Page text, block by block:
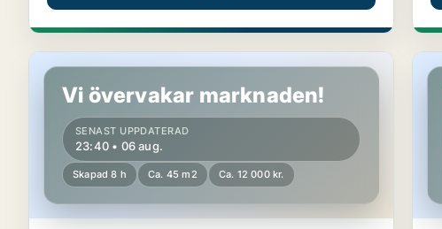
Lägenhet i Huddinge
Vi övervakar marknaden!
SENAST UPPDATERAD
23:40 • 06 aug.
Skapad 8 h Ca. 45 m2 Ca. 12 000 kr.